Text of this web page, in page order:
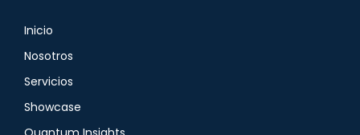
Inicio
Nosotros
Servicios
Showcase